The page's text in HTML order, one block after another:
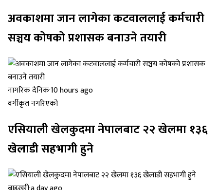
अवकाशमा जान लागेका कटवाललाई कर्मचारी
सञ्चय कोषको प्रशासक बनाउने तयारी
नागरिक दैनिक·10 hours ago
वर्गीकृत नगरिएको
एसियाली खेलकुदमा नेपालबाट २२ खेलमा १३६
खेलाडी सहभागी हुने